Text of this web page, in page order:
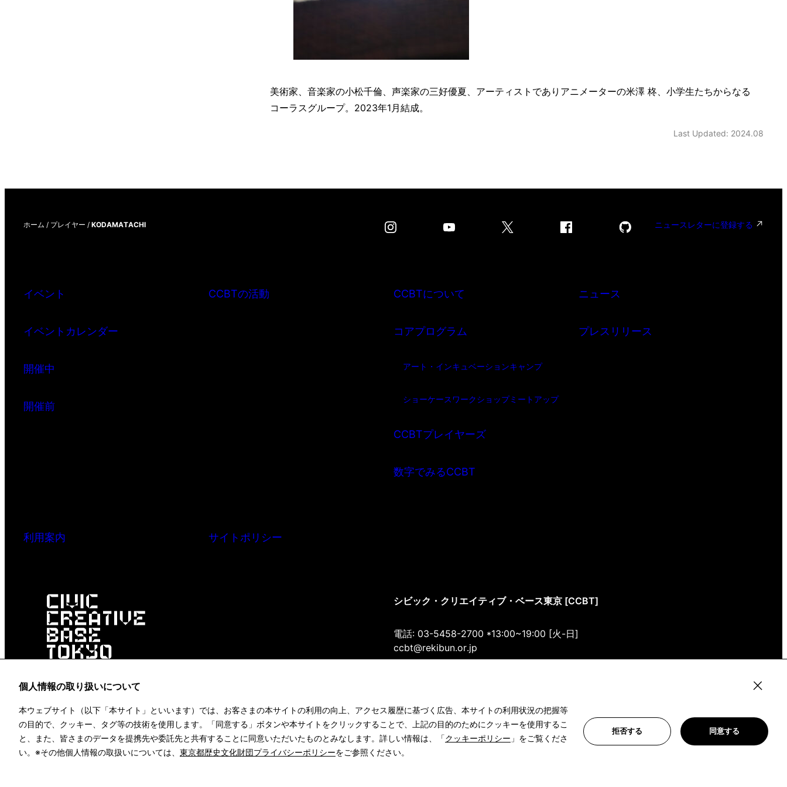
美術家、音楽家の小松千倫、声楽家の三好優夏、アーティストでありアニメーターの米澤 柊、小学生たちからなる
コーラスグループ。2023年1月結成。
Last Updated: 2024.08
個人情報の取り扱いについて
本ウェブサイト（以下「本サイト」といいます）では、お客さまの本サイトの利用の向上、アクセス履歴に基づく広告、本サイトの利用状況の把握等
の目的で、クッキー、タグ等の技術を使用します。「同意する」ボタンや本サイトをクリックすることで、上記の目的のためにクッキーを使用するこ
と、また、皆さまのデータを提携先や委託先と共有することに同意いただいたものとみなします。詳しい情報は、「クッキーポリシー 」をご覧くださ
い。※その他個人情報の取扱いについては、 東京都歴史文化財団プライバシーポリシーをご参照ください。
拒否する 同意する
ホーム / プレイヤー / KODAMATACHI ニュースレターに登録する
イベント
イベントカレンダー
開催中
開催前
CCBTの活動 CCBTについて
コアプログラム
アート・インキュベーションキャンプ
ショーケースワークショップミートアップ
CCBTプレイヤーズ
数字でみるCCBT
ニュース
プレスリリース
利用案内 サイトポリシー
シビック・クリエイティブ・ベース東京 [CCBT]
電話: 03-5458-2700 *13:00~19:00 [火-日]
ccbt@rekibun.or.jp